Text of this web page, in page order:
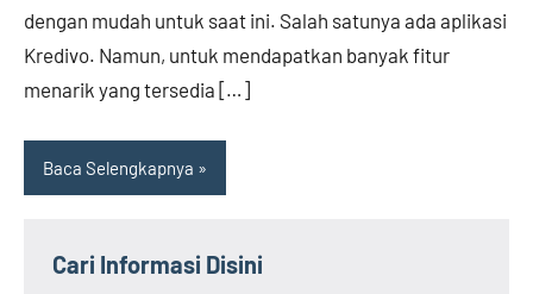
dengan mudah untuk saat ini. Salah satunya ada aplikasi
Kredivo. Namun, untuk mendapatkan banyak fitur
menarik yang tersedia […]
Baca Selengkapnya
Cari Informasi Disini